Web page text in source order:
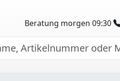
Beratung morgen 09:30